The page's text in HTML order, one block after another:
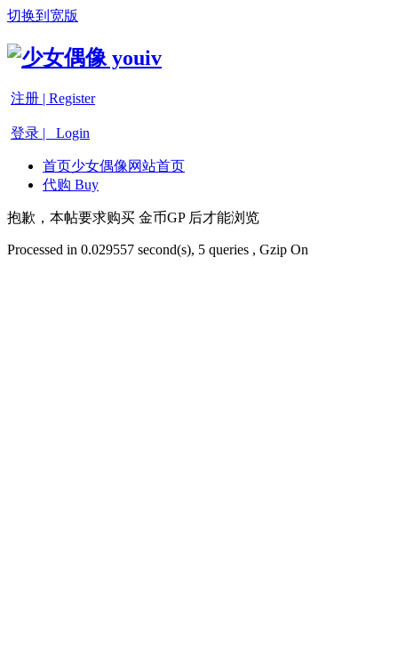
切换到宽版
注册 | Register
登录 | Login
首页少女偶像网站首页
代购 Buy
抱歉，本帖要求购买 金币GP 后才能浏览
Processed in 0.029557 second(s), 5 queries , Gzip On